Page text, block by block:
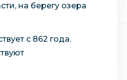
на берегу озера
с 862 года.